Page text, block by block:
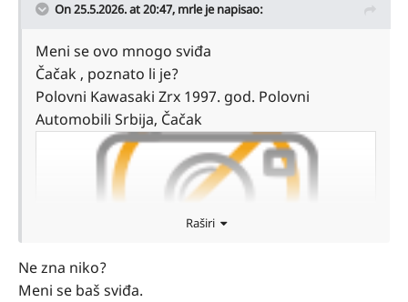
On 25.5.2026. at 20:47, mrleje napisao:
Meni se ovo mnogo sviđa
Čačak , poznato li je?
Polovni Kawasaki Zrx 1997. god. Polovni
Automobili Srbija, Čačak
SHARE.GOOGLE
Raširi
Ne zna niko?
Meni se baš sviđa.